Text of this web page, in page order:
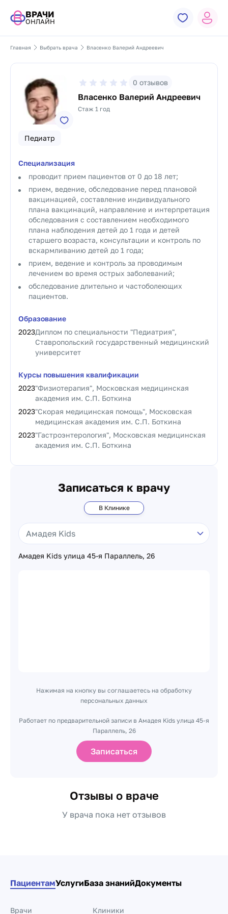
ВРАЧИ
ОНЛАЙН
Главная Выбрать врача Власенко Валерий Андреевич
0 отзывов
Власенко Валерий Андреевич
Стаж 1 год
Педиатр
Специализация
проводит прием пациентов от 0 до 18 лет;
прием, ведение, обследование перед плановой
вакцинацией, составление индивидуального
плана вакцинаций, направление и интерпретация
обследования с составлением необходимого
плана наблюдения детей до 1 года и детей
старшего возраста, консультации и контроль по
вскармливанию детей до 1 года;
прием, ведение и контроль за проводимым
лечением во время острых заболеваний;
обследование длительно и частоболеющих
пациентов.
Образование
2023Диплом по специальности "Педиатрия",
Ставропольский государственный медицинский
университет
Курсы повышения квалификации
2023"Физиотерапия", Московская медицинская
академия им. С.П. Боткина
2023"Скорая медицинская помощь", Московская
медицинская академия им. С.П. Боткина
2023"Гастроэнтерология", Московская медицинская
академия им. С.П. Боткина
Записаться к врачу
В Клинике
Амадея Kids улица 45-я Параллель, 26
Нажимая на кнопку вы соглашаетесь на обработку
персональных данных
Работает по предварительной записи в Амадея Kids улица 45-я
Параллель, 26
Записаться
Отзывы о враче
У врача пока нет отзывов
ПациентамУслугиБаза знанийДокументы
Врачи Клиники